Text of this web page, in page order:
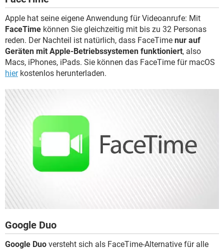
Apple hat seine eigene Anwendung für Videoanrufe: Mit
FaceTime können Sie gleichzeitig mit bis zu 32 Personas
reden. Der Nachteil ist natürlich, dass FaceTime nur auf
Geräten mit Apple-Betriebssystemen funktioniert, also
Macs, iPhones, iPads. Sie können das FaceTime für macOS
hierkostenlos herunterladen.
Google Duo
Google Duo versteht sich als FaceTime-Alternative für alle